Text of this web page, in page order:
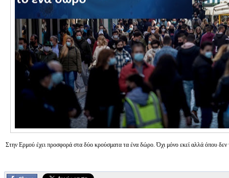
Στην Ερμού έχει προσφορά στα δύο κρούσματα τα ένα δώρο. Όχι μόνο εκεί αλλά όπου δεν